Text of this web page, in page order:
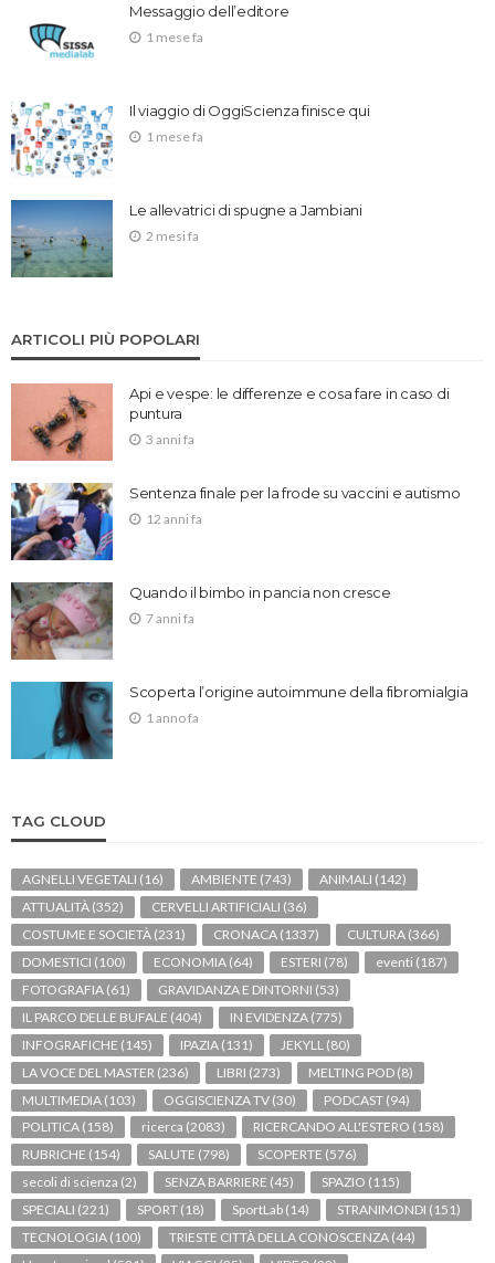
Messaggio dell’editore
1 mese fa
Il viaggio di OggiScienza finisce qui
1 mese fa
Le allevatrici di spugne a Jambiani
2 mesi fa
ARTICOLI PIÙ POPOLARI
Api e vespe: le differenze e cosa fare in caso di
puntura
3 anni fa
Sentenza finale per la frode su vaccini e autismo
12 anni fa
Quando il bimbo in pancia non cresce
7 anni fa
Scoperta l’origine autoimmune della fibromialgia
1 anno fa
TAG CLOUD
AGNELLI VEGETALI (16) AMBIENTE (743) ANIMALI (142)
ATTUALITÀ (352) CERVELLI ARTIFICIALI (36)
COSTUME E SOCIETÀ (231) CRONACA (1337) CULTURA (366)
DOMESTICI (100) ECONOMIA (64) ESTERI (78) eventi (187)
FOTOGRAFIA (61) GRAVIDANZA E DINTORNI (53)
IL PARCO DELLE BUFALE (404) IN EVIDENZA (775)
INFOGRAFICHE (145) IPAZIA (131) JEKYLL (80)
LA VOCE DEL MASTER (236) LIBRI (273) MELTING POD (8)
MULTIMEDIA (103) OGGISCIENZA TV (30) PODCAST (94)
POLITICA (158) ricerca (2083) RICERCANDO ALL'ESTERO (158)
RUBRICHE (154) SALUTE (798) SCOPERTE (576)
secoli di scienza (2) SENZA BARRIERE (45) SPAZIO (115)
SPECIALI (221) SPORT (18) SportLab (14) STRANIMONDI (151)
TECNOLOGIA (100) TRIESTE CITTÀ DELLA CONOSCENZA (44)